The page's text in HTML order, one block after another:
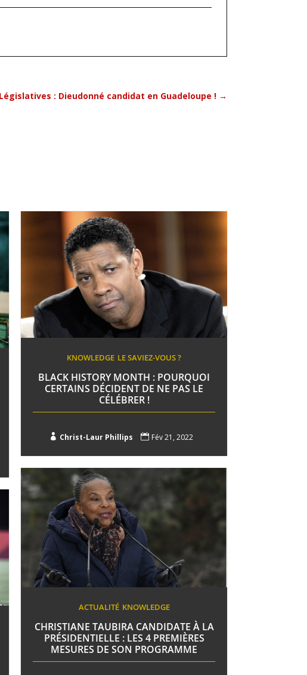
: Dieudonné candidat en Guadeloupe !→
KNOWLEDGE LE SAVIEZ-VOUS ?
BLACK HISTORY MONTH : POURQUOI
CERTAINS DÉCIDENT DE NE PAS LE
CÉLÉBRER !
 Christ-Laur Phillips  Fév 21, 2022
ACTUALITÉ KNOWLEDGE
CHRISTIANE TAUBIRA CANDIDATE À LA
PRÉSIDENTIELLE : LES 4 PREMIÈRES
MESURES DE SON PROGRAMME